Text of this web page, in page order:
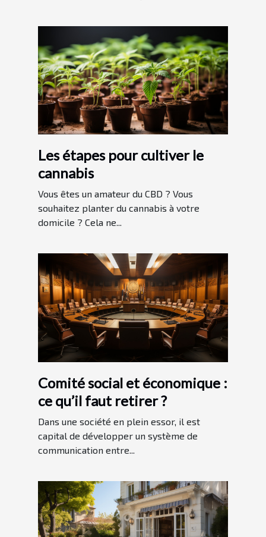
Les étapes pour cultiver le
cannabis
Vous êtes un amateur du CBD ? Vous
souhaitez planter du cannabis à votre
domicile ? Cela ne...
Comité social et économique :
ce qu’il faut retirer ?
Dans une société en plein essor, il est
capital de développer un système de
communication entre...